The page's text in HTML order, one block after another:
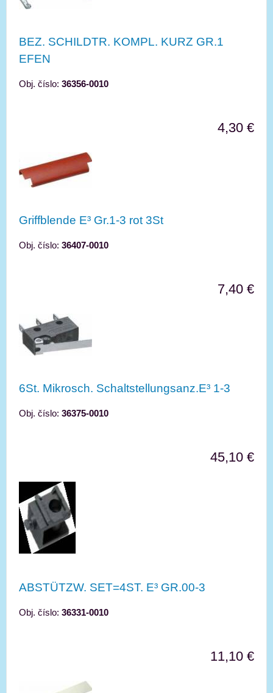
BEZ. SCHILDTR. KOMPL. KURZ GR.1
EFEN
Obj. číslo: 36356-0010
4,30 €
Griffblende E³ Gr.1-3 rot 3St
Obj. číslo: 36407-0010
7,40 €
6St. Mikrosch. Schaltstellungsanz.E³ 1-3
Obj. číslo: 36375-0010
45,10 €
ABSTÜTZW. SET=4ST. E³ GR.00-3
Obj. číslo: 36331-0010
11,10 €